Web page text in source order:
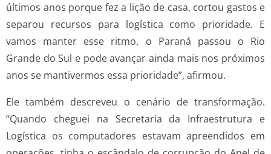
últimos anos porque fez a lição de casa, cortou gastos e
separou recursos para logística como prioridade. E
vamos manter esse ritmo, o Paraná passou o Rio
Grande do Sul e pode avançar ainda mais nos próximos
anos se mantivermos essa prioridade”, afirmou.
Ele também descreveu o cenário de transformação.
“Quando cheguei na Secretaria da Infraestrutura e
Logística os computadores estavam apreendidos em